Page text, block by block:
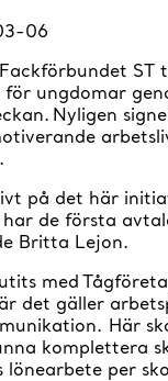
06
ST
ungdomar
Nyligen
på det här
de första
Britta Lejon.
med
det gäller
Här
komplettera
per